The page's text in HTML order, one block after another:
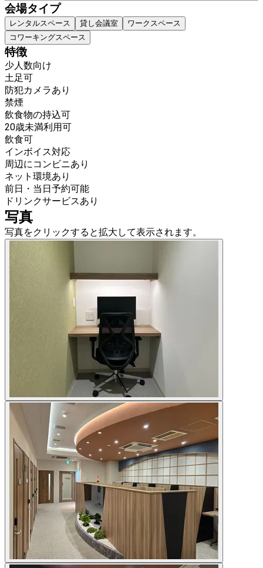
会場タイプ
レンタルスペース 貸し会議室
ワークスペース
コワーキングスペース
特徴
少人数向け
土足可
防犯カメラあり
禁煙
飲食物の持込可
20歳未満利用可
飲食可
インボイス対応
周辺にコンビニあり
ネット環境あり
前日・当日予約可能
ドリンクサービスあり
写真
写真をクリックすると拡大して表示されます。